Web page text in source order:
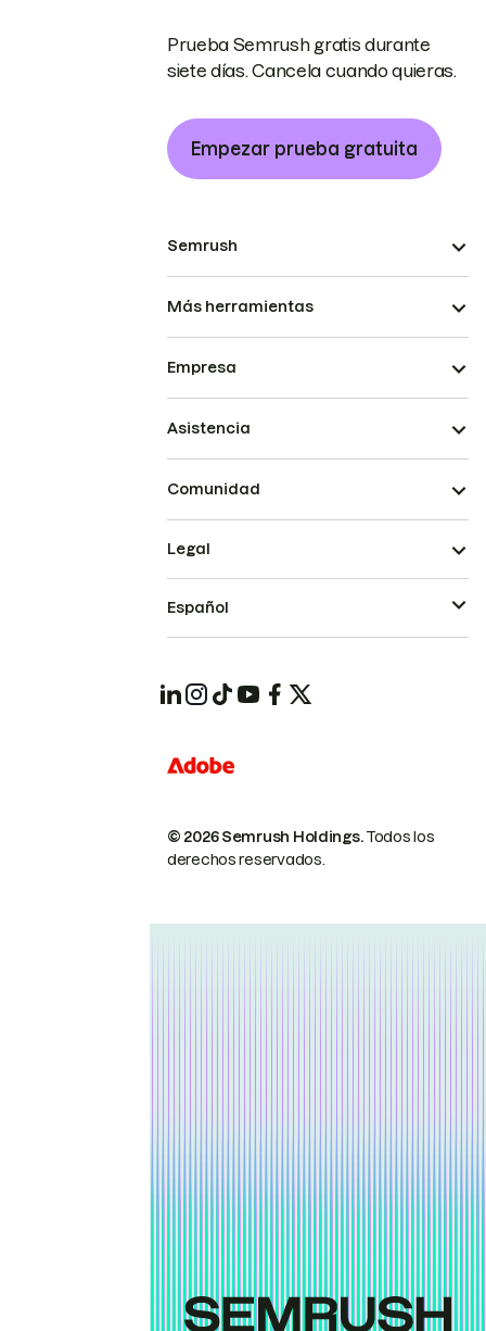
Prueba Semrush gratis durante
siete días. Cancela cuando quieras.
Empezar prueba gratuita
Semrush
Más herramientas
Empresa
Asistencia
Comunidad
© 2026 Semrush Holdings.Todos los
derechos reservados.
Legal
Español